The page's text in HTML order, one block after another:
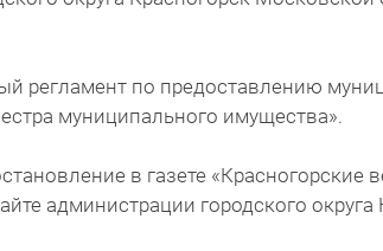
регламент по предоставлению
муниципального имущества».
в газете «Красногорские
администрации городского округа